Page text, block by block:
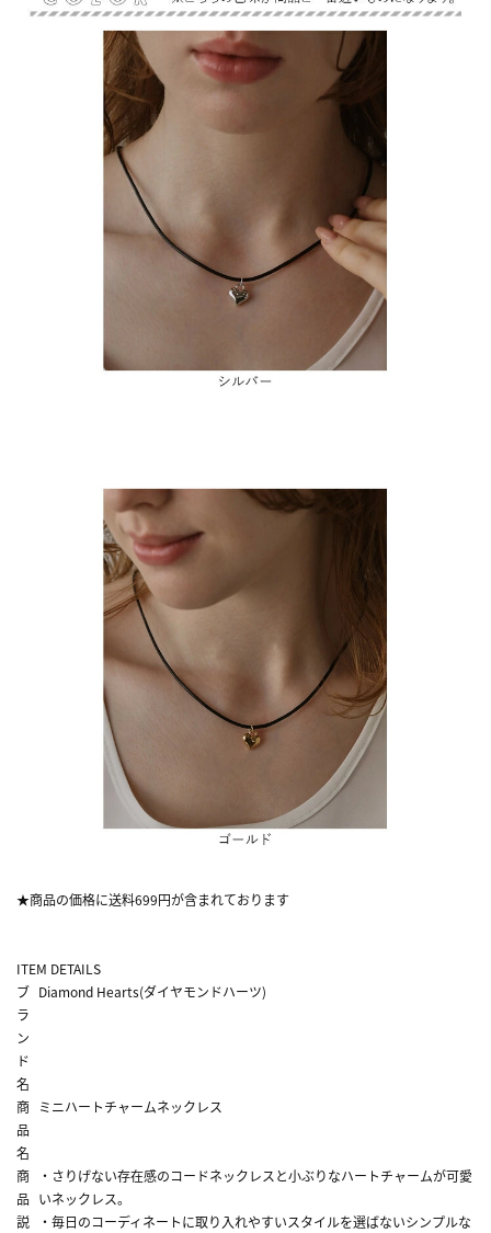
★商品の価格に送料699円が含まれております
ITEM DETAILS
ブ
ラ
ン
ド
名
Diamond Hearts(ダイヤモンドハーツ)
商
品
名
ミニハートチャームネックレス
商
品
説
・さりげない存在感のコードネックレスと小ぶりなハートチャームが可愛
いネックレス。
・毎日のコーディネートに取り入れやすいスタイルを選ばないシンプルな